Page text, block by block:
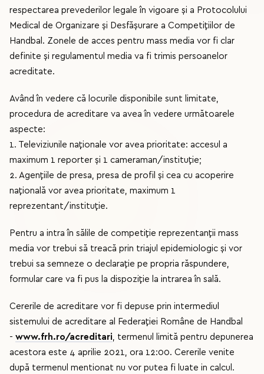
respectarea prevederilor legale în vigoare și a Protocolului
Medical de Organizare și Desfășurare a Competițiilor de
Handbal. Zonele de acces pentru mass media vor fi clar
definite și regulamentul media va fi trimis persoanelor
acreditate.
Având în vedere că locurile disponibile sunt limitate,
procedura de acreditare va avea în vedere următoarele
aspecte:
1. Televiziunile naționale vor avea prioritate: accesul a
maximum 1 reporter și 1 cameraman/instituție;
2. Agențiile de presa, presa de profil și cea cu acoperire
națională vor avea prioritate, maximum 1
reprezentant/instituție.
Pentru a intra în sălile de competiție reprezentanții mass
media vor trebui să treacă prin triajul epidemiologic și vor
trebui sa semneze o declarație pe propria răspundere,
formular care va fi pus la dispoziție la intrarea în sală.
Cererile de acreditare vor fi depuse prin intermediul
sistemului de acreditare al Federației Române de Handbal
- www.frh.ro/acreditari, termenul limită pentru depunerea
acestora este 4 aprilie 2021, ora 12:00. Cererile venite
după termenul mentionat nu vor putea fi luate in calcul.